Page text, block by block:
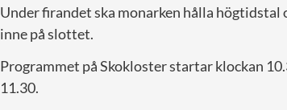
Under firandet ska monarken hålla högtidstal
inne på slottet.
Programmet på Skokloster startar klockan
11.30.